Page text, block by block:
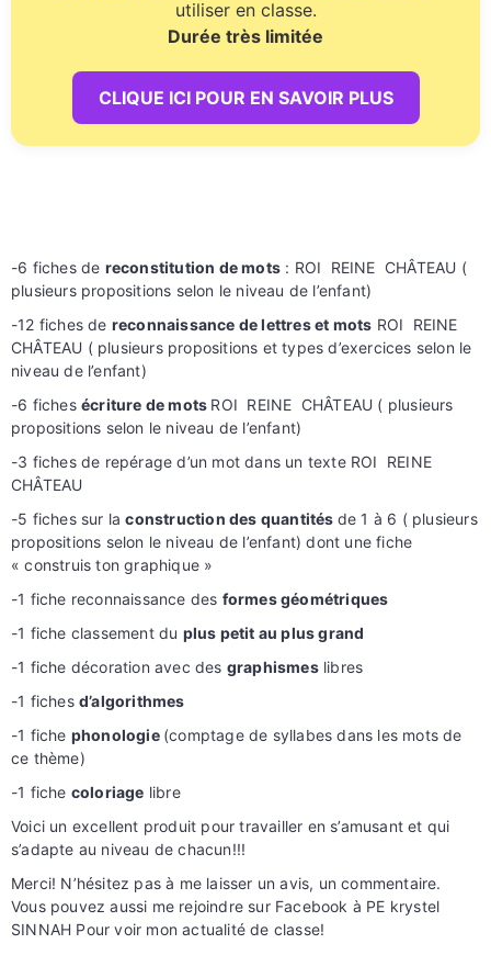
utiliser en classe.
Durée très limitée
CLIQUE ICI POUR EN SAVOIR PLUS
-6 fiches de reconstitution de mots : ROI REINE CHÂTEAU (
plusieurs propositions selon le niveau de l’enfant)
-12 fiches de reconnaissance de lettres et mots ROI REINE
CHÂTEAU ( plusieurs propositions et types d’exercices selon le
niveau de l’enfant)
-6 fiches écriture de mots ROI REINE CHÂTEAU ( plusieurs
propositions selon le niveau de l’enfant)
-3 fiches de repérage d’un mot dans un texte ROI REINE
CHÂTEAU
-5 fiches sur laconstruction des quantités de 1 à 6 ( plusieurs
propositions selon le niveau de l’enfant) dont une fiche
« construis ton graphique »
-1 fiche reconnaissance des formes géométriques
-1 fiche classement du plus petit au plus grand
-1 fiche décoration avec des graphismeslibres
-1 fiches d’algorithmes
-1 fiche phonologie (comptage de syllabes dans les mots de
ce thème)
-1 fiche coloriage libre
Voici un excellent produit pour travailler en s’amusant et qui
s’adapte au niveau de chacun!!!
Merci! N’hésitez pas à me laisser un avis, un commentaire.
Vous pouvez aussi me rejoindre sur Facebook à PE krystel
SINNAH Pour voir mon actualité de classe!